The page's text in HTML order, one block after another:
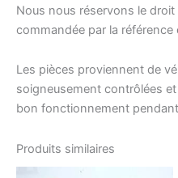
Nous nous réservons le
commandée par la
Les pièces proviennent de
soigneusement contrôlées
bon fonctionnement
Produits similaires